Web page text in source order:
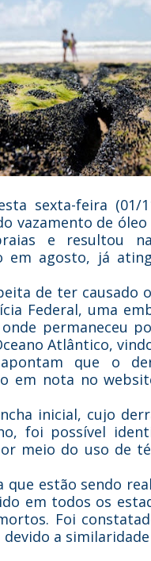
sexta-feira (01/
vazamento de
e resultou
em agosto, já
de ter
Federal, uma
permaneceu
Atlântico,
que o
em nota no
inicial, cujo
foi possível
meio do uso de
estão sendo
em todos os
Foi
a